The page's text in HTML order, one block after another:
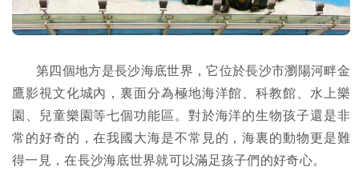
第四個地方是長沙海底世界，它位於長沙市瀏陽河畔金
鷹影視文化城內，裏面分為極地海洋館、科教館、水上樂
園、兒童樂園等七個功能區。對於海洋的生物孩子還是非
常的好奇的，在我國大海是不常見的，海裏的動物更是難
得一見，在長沙海底世界就可以滿足孩子們的好奇心。